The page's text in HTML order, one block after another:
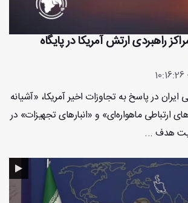
راهبردی ارتش آمریکا در پایگاه
در پاسخ به تجاوزات اخیر آمریکا، «آشیانه
ارتباطی ماهواره‌ای» و «انبارهای تجهیزات» در
هدف ...